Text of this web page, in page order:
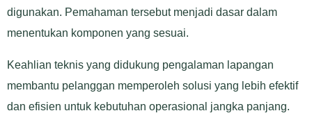
digunakan. Pemahaman tersebut menjadi dasar dalam
menentukan komponen yang sesuai.
Keahlian teknis yang didukung pengalaman lapangan
membantu pelanggan memperoleh solusi yang lebih efektif
dan efisien untuk kebutuhan operasional jangka panjang.